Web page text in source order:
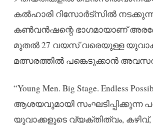
കൽഹാരി റിസോർട്സിൽ
കൺവൻഷന്റെ ഭാഗമായാണ്
മുതൽ 27 വയസ് വരെയുള്ള
മത്സരത്തിൽ പങ്കെടുക്കാൻ
“Young Men. Big Stage. Endless
ആശയവുമായി സംഘടിപ്പിക്കുന്ന
യുവാക്കളുടെ വ്യക്തിത്വം, കഴിവ്,